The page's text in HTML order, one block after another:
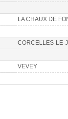
LA CHAUX DE
CORCELLES-LE-
VEVEY